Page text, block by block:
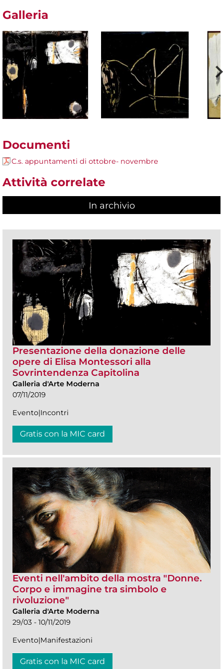
Galleria
Documenti
C.s. appuntamenti di ottobre- novembre
Attività correlate
In archivio
Presentazione della donazione delle
opere di Elisa Montessori alla
Sovrintendenza Capitolina
Galleria d'Arte Moderna
07/11/2019
Evento|Incontri
Gratis con la MIC card
Eventi nell'ambito della mostra "Donne.
Corpo e immagine tra simbolo e
rivoluzione"
Galleria d'Arte Moderna
29/03 - 10/11/2019
Evento|Manifestazioni
Gratis con la MIC card